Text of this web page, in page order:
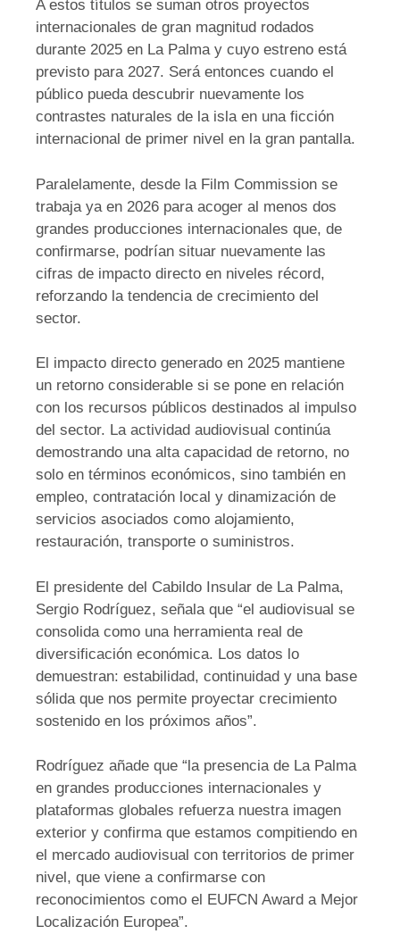
A estos títulos se suman otros proyectos
internacionales de gran magnitud rodados
durante 2025 en La Palma y cuyo estreno está
previsto para 2027. Será entonces cuando el
público pueda descubrir nuevamente los
contrastes naturales de la isla en una ficción
internacional de primer nivel en la gran pantalla.
Paralelamente, desde la Film Commission se
trabaja ya en 2026 para acoger al menos dos
grandes producciones internacionales que, de
confirmarse, podrían situar nuevamente las
cifras de impacto directo en niveles récord,
reforzando la tendencia de crecimiento del
sector.
El impacto directo generado en 2025 mantiene
un retorno considerable si se pone en relación
con los recursos públicos destinados al impulso
del sector. La actividad audiovisual continúa
demostrando una alta capacidad de retorno, no
solo en términos económicos, sino también en
empleo, contratación local y dinamización de
servicios asociados como alojamiento,
restauración, transporte o suministros.
El presidente del Cabildo Insular de La Palma,
Sergio Rodríguez, señala que “el audiovisual se
consolida como una herramienta real de
diversificación económica. Los datos lo
demuestran: estabilidad, continuidad y una base
sólida que nos permite proyectar crecimiento
sostenido en los próximos años”.
Rodríguez añade que “la presencia de La Palma
en grandes producciones internacionales y
plataformas globales refuerza nuestra imagen
exterior y confirma que estamos compitiendo en
el mercado audiovisual con territorios de primer
nivel, que viene a confirmarse con
reconocimientos como el EUFCN Award a Mejor
Localización Europea”.